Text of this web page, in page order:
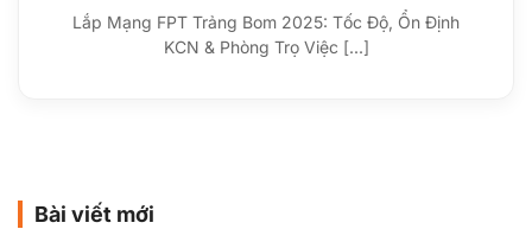
Lắp Mạng FPT Trảng Bom 2025: Tốc Độ, Ổn Định
KCN & Phòng Trọ Việc [...]
Bài viết mới